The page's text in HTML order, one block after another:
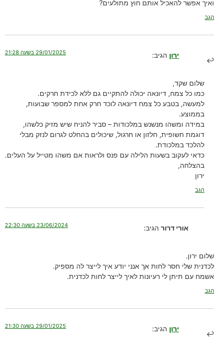
ואיך אפשר להאכיל אותם חוץ מתולעים?
הגב
ירון הגיב: 29/01/2025 בשעה 21:28
שלום שקד,
כמו כל צמח, דיונאה יכולה להתקיים גם ללא לכידת חרקים.
למעשה, בטבע כל צמח דיונאה לוכד חרק אחת למספר שבועות,
בממוצע.
במידה ומשהו מנשנש במלכודות – סביר להניח שיש מזיק כלשהו,
דוגמת חשופית, חלזון או חרגול, שיכולים בהחלט לגרום לנזק מבלי
להלכד במלכודת.
כדאי לעקוב בשעות הלילה עם פנס ולראות אם משהו מטייל על העלים.
בהצלחה,
ירון
הגב
אורי דרור הגיב: 23/06/2024 בשעה 22:30
שלום ירון.
לכדנית שלי חסר לחות אך אנני יודע איך לייצר לה מספיק.
אשמח עם תיתן לי רעיונות לאיך לייצר לחות לכדנית.
הגב
ירון הגיב: 29/01/2025 בשעה 21:30